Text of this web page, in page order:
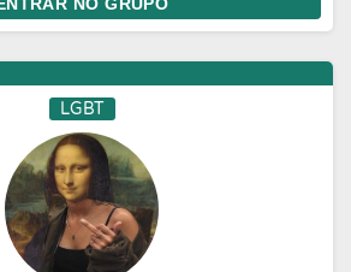
LGBT